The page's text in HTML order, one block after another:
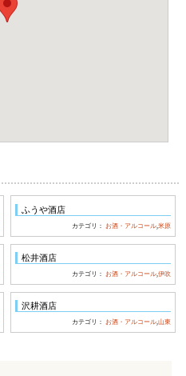
ふうや酒店
カテゴリ： お酒・アルコール ,米原
松井酒店
カテゴリ：お酒・アルコール,伊吹
沢耕酒店
カテゴリ：お酒・アルコール,山東